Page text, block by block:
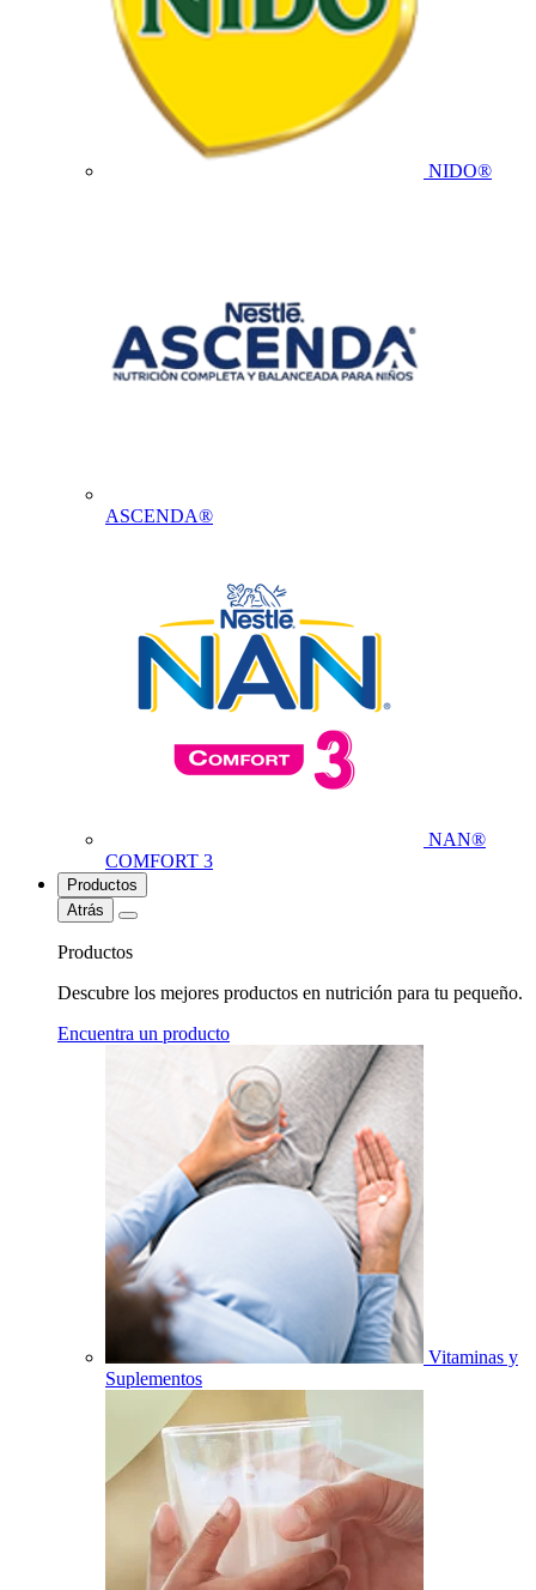
NIDO®
ASCENDA®
NAN®
COMFORT 3
Productos
Atrás
Productos
Descubre los mejores productos en nutrición para tu pequeño.
Encuentra un producto
Vitaminas y
Suplementos